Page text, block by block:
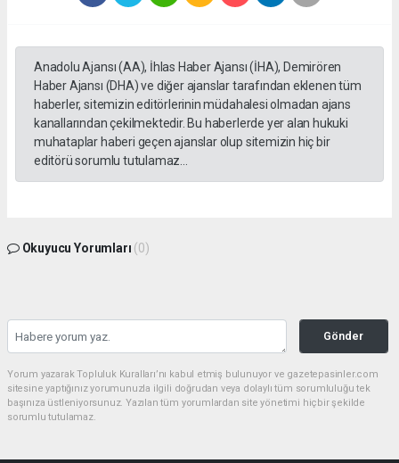
Anadolu Ajansı (AA), İhlas Haber Ajansı (İHA), Demirören
Haber Ajansı (DHA) ve diğer ajanslar tarafından eklenen tüm
haberler, sitemizin editörlerinin müdahalesi olmadan ajans
kanallarından çekilmektedir. Bu haberlerde yer alan hukuki
muhataplar haberi geçen ajanslar olup sitemizin hiç bir
editörü sorumlu tutulamaz...
Okuyucu Yorumları (0)
Gönder
Yorum yazarak Topluluk Kuralları’nı kabul etmiş bulunuyor ve gazetepasinler.com
sitesine yaptığınız yorumunuzla ilgili doğrudan veya dolaylı tüm sorumluluğu tek
başınıza üstleniyorsunuz. Yazılan tüm yorumlardan site yönetimi hiçbir şekilde
sorumlu tutulamaz.